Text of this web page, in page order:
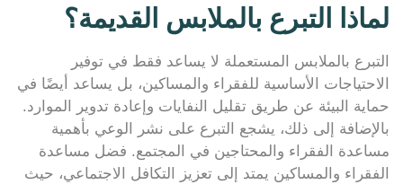
لماذا التبرع بالملابس القديمة؟
التبرع بالملابس المستعملة لا يساعد فقط في توفير
الاحتياجات الأساسية للفقراء والمساكين، بل يساعد أيضًا في
حماية البيئة عن طريق تقليل النفايات وإعادة تدوير الموارد.
بالإضافة إلى ذلك، يشجع التبرع على نشر الوعي بأهمية
مساعدة الفقراء والمحتاجين في المجتمع. فضل مساعدة
الفقراء والمساكين يمتد إلى تعزيز التكافل الاجتماعي، حيث